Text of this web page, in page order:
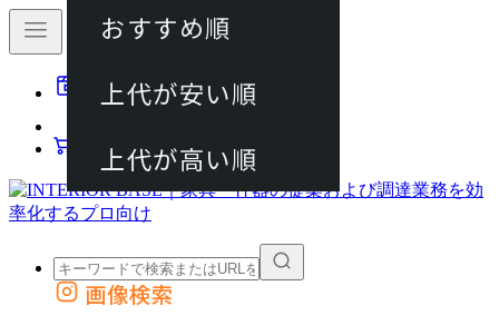
動画マニュアル
カート
外部サイトの商品をカートに追加
画像検索
おすすめ順
上代が安い順
上代が高い順